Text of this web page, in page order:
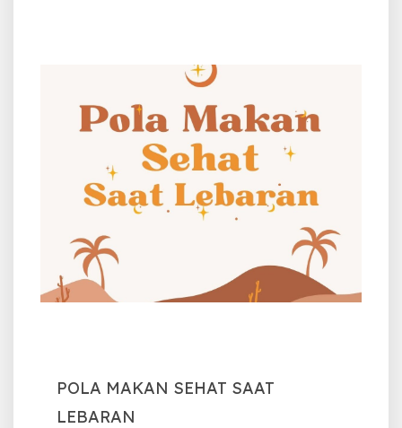
POLA MAKAN SEHAT SAAT
LEBARAN